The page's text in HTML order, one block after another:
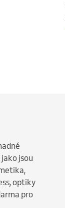
jsou
optiky
pro